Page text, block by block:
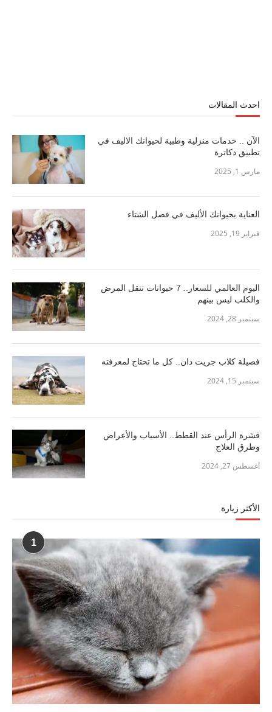
احدث المقالات
الآن .. خدمات منزلية وطبية لحيوانك الاليف في
تطبيق دكاترة
مارس 1, 2025
العناية بحيوانك الأليف في فصل الشتاء
فبراير 19, 2025
اليوم العالمي للسعار.. 7 حيوانات تنقل المرض
والكلب ليس بينهم
سبتمبر 28, 2024
فصيلة كلاب جريت دان.. كل ما تحتاج لمعرفته
سبتمبر 15, 2024
قشرة الرأس عند القطط.. الأسباب والأعراض
وطرق العلاج
أغسطس 27, 2024
الأكثر زيارة
1